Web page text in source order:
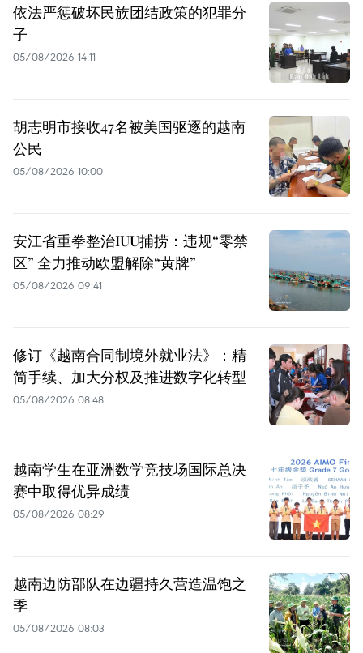
依法严惩破坏民族团结政策的犯罪分
子
05/08/2026 14:11
胡志明市接收47名被美国驱逐的越南
公民
05/08/2026 10:00
安江省重拳整治IUU捕捞：违规“零禁
区” 全力推动欧盟解除“黄牌”
05/08/2026 09:41
修订《越南合同制境外就业法》：精
简手续、加大分权及推进数字化转型
05/08/2026 08:48
越南学生在亚洲数学竞技场国际总决
赛中取得优异成绩
05/08/2026 08:29
越南边防部队在边疆持久营造温饱之
季
05/08/2026 08:03